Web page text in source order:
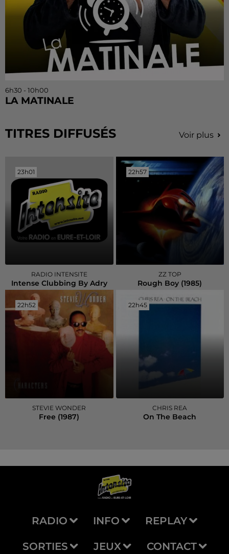
6h30 - 10h00
LA MATINALE
TITRES DIFFUSÉS Voir plus
23h01
23h01
RADIO INTENSITE
Intense Clubbing By Adry
22h57
22h57
ZZ TOP
Rough Boy (1985)
22h52
22h52
STEVIE WONDER
Free (1987)
22h45
22h45
CHRIS REA
On The Beach
RADIO INFO REPLAY
SORTIES JEUX CONTACT